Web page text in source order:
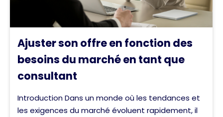
Ajuster son offre en fonction des
besoins du marché en tant que
consultant
Introduction Dans un monde où les tendances et
les exigences du marché évoluent rapidement, il